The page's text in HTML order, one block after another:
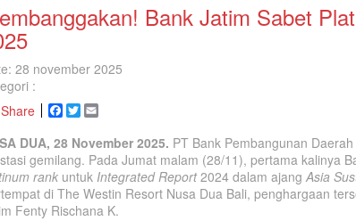
Bank Jatim Sabet
28 november 2025
:
Share
Facebook
Twitter
DUA, 28 November 2025. PT Bank Pembangunan
gemilang. Pada Jumat malam (28/11), pertama kalinya
rank untuk Integrated Report2024 dalam ajang Asia
di The Westin Resort Nusa Dua Bali, penghargaan
Fenty Rischana K.